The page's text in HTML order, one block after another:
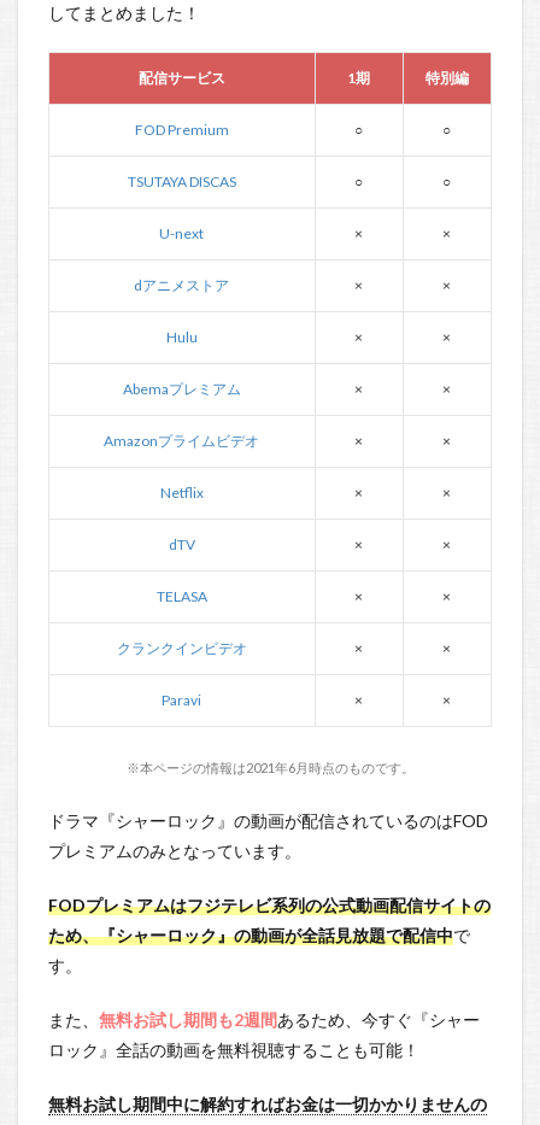
してまとめました！
配信サービス 1期 特別編
FOD Premium ○ ○
TSUTAYA DISCAS ○ ○
U-next × ×
dアニメストア × ×
Hulu × ×
Abemaプレミアム × ×
Amazonプライムビデオ × ×
Netflix × ×
dTV × ×
TELASA × ×
クランクインビデオ × ×
Paravi × ×
※本ページの情報は2021年6月時点のものです。
ドラマ『シャーロック』の動画が配信されているのはFOD
プレミアムのみとなっています。
FODプレミアムはフジテレビ系列の公式動画配信サイトの
ため、『シャーロック』の動画が全話見放題で配信中で
す。
また、 無料お試し期間も2週間あるため、今すぐ『シャー
ロック』全話の動画を無料視聴することも可能！
無料お試し期間中に解約すればお金は一切かかりませんの